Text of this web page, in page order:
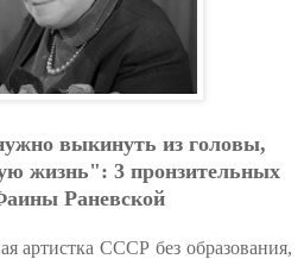
выкинуть из головы,
жизнь": 3 пронзительных
Раневской
артистка СССР без образования,